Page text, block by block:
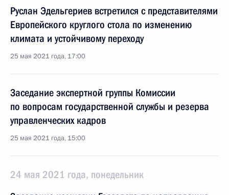
Руслан Эдельгериев встретился с представителями
Европейского круглого стола по изменению
климата и устойчивому переходу
25 мая 2021 года, 17:00
Заседание экспертной группы Комиссии
по вопросам государственной службы и резерва
управленческих кадров
25 мая 2021 года, 15:00
24 мая 2021 года, понедельник